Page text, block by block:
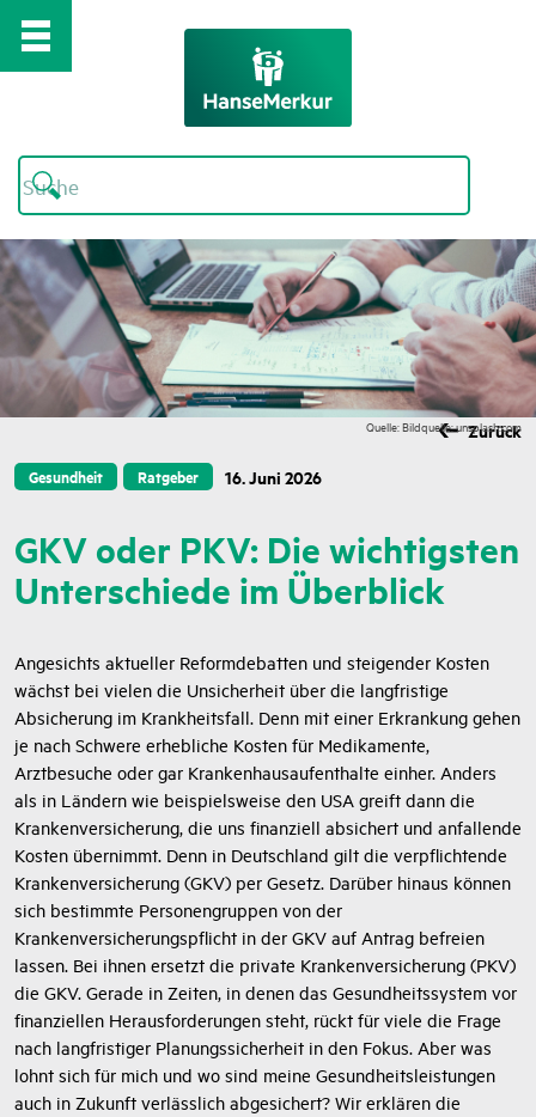
Quelle: Bildquelle: unsplash.com
Gesundheit Ratgeber 16. Juni 2026
Zurück
GKV oder PKV: Die wichtigsten
Unterschiede im Überblick
Angesichts aktueller Reformdebatten und steigender Kosten
wächst bei vielen die Unsicherheit über die langfristige
Absicherung im Krankheitsfall. Denn mit einer Erkrankung gehen
je nach Schwere erhebliche Kosten für Medikamente,
Arztbesuche oder gar Krankenhausaufenthalte einher. Anders
als in Ländern wie beispielsweise den USA greift dann die
Krankenversicherung, die uns finanziell absichert und anfallende
Kosten übernimmt. Denn in Deutschland gilt die verpflichtende
Krankenversicherung (GKV) per Gesetz. Darüber hinaus können
sich bestimmte Personengruppen von der
Krankenversicherungspflicht in der GKV auf Antrag befreien
lassen. Bei ihnen ersetzt die private Krankenversicherung (PKV)
die GKV. Gerade in Zeiten, in denen das Gesundheitssystem vor
finanziellen Herausforderungen steht, rückt für viele die Frage
nach langfristiger Planungssicherheit in den Fokus. Aber was
lohnt sich für mich und wo sind meine Gesundheitsleistungen
auch in Zukunft verlässlich abgesichert? Wir erklären die